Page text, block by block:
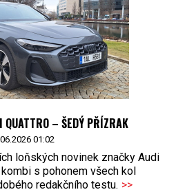
– ŠEDÝ PŘÍZRAK
01:02
loňských novinek značky Audi
s pohonem všech kol
redakčního testu. >>